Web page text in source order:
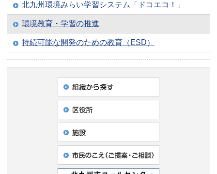
北九州環境みらい学習システム「ドコエコ！」
環境教育・学習の推進
持続可能な開発のための教育（ESD）